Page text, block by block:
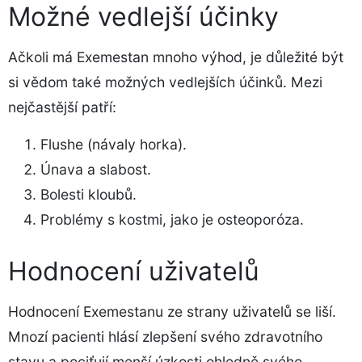
Možné vedlejší účinky
Ačkoli má Exemestan mnoho výhod, je důležité být
si vědom také možných vedlejších účinků. Mezi
nejčastější patří:
Flushe (návaly horka).
Únava a slabost.
Bolesti kloubů.
Problémy s kostmi, jako je osteoporóza.
Hodnocení uživatelů
Hodnocení Exemestanu ze strany uživatelů se liší.
Mnozí pacienti hlásí zlepšení svého zdravotního